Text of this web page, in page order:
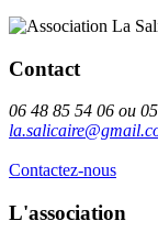
Contact
06 48 85 54 06 ou
Contactez-nous
L'association